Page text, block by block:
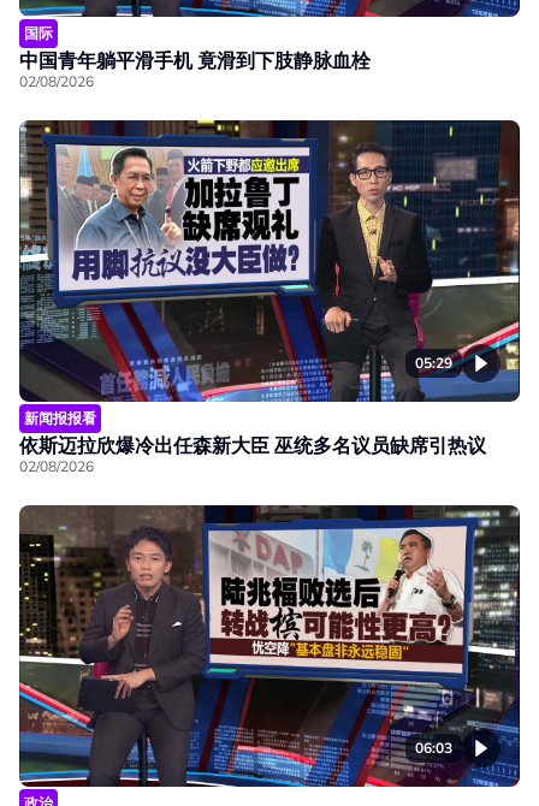
国际
中国青年躺平滑手机 竟滑到下肢静脉血栓
02/08/2026
05:29
新闻报报看
依斯迈拉欣爆冷出任森新大臣 巫统多名议员缺席引热议
02/08/2026
06:03